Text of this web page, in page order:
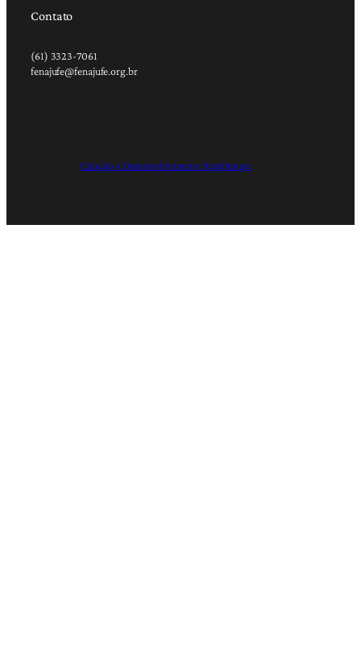
Contato
(61) 3323-7061
fenajufe@fenajufe.org.br
Criação e Desenvolvimento: RapDesign